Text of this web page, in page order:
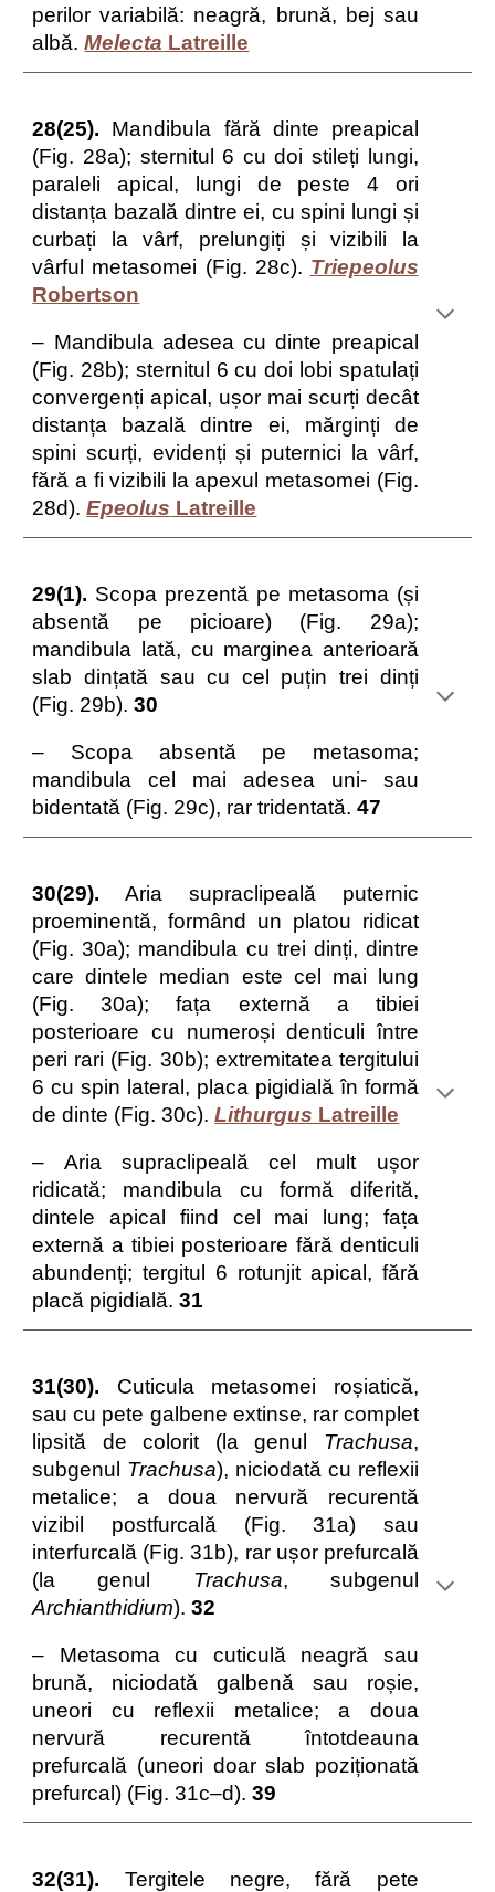
perilor variabilă: neagră, brună, bej sau
albă.Melecta Latreille
28(25). Mandibula fără dinte preapical
(Fig. 28a); sternitul 6 cu doi stileți lungi,
paraleli apical, lungi de peste 4 ori
distanța bazală dintre ei, cu spini lungi și
curbați la vârf, prelungiți și vizibili la
vârful metasomei (Fig. 28c). Triepeolus
Robertson
– Mandibula adesea cu dinte preapical
(Fig. 28b); sternitul 6 cu doi lobi spatulați
convergenți apical, ușor mai scurți decât
distanța bazală dintre ei, mărginți de
spini scurți, evidenți și puternici la vârf,
fără a fi vizibili la apexul metasomei (Fig.
28d).Epeolus Latreille
29(1). Scopa prezentă pe metasoma (și
absentă pe picioare) (Fig. 29a);
mandibula lată, cu marginea anterioară
slab dințată sau cu cel puțin trei dinți
(Fig. 29b).30
– Scopa absentă pe metasoma;
mandibula cel mai adesea uni- sau
bidentată (Fig. 29c), rar tridentată.47
30(29). Aria supraclipeală puternic
proeminentă, formând un platou ridicat
(Fig. 30a); mandibula cu trei dinți, dintre
care dintele median este cel mai lung
(Fig. 30a); fața externă a tibiei
posterioare cu numeroși denticuli între
peri rari (Fig. 30b); extremitatea tergitului
6 cu spin lateral, placa pigidială în formă
de dinte (Fig. 30c).Lithurgus Latreille
– Aria supraclipeală cel mult ușor
ridicată; mandibula cu formă diferită,
dintele apical fiind cel mai lung; fața
externă a tibiei posterioare fără denticuli
abundenți; tergitul 6 rotunjit apical, fără
placă pigidială.31
31(30). Cuticula metasomei roșiatică,
sau cu pete galbene extinse, rar complet
lipsită de colorit (la genul Trachusa,
subgenul Trachusa), niciodată cu reflexii
metalice; a doua nervură recurentă
vizibil postfurcală (Fig. 31a) sau
interfurcală (Fig. 31b), rar ușor prefurcală
(la genul Trachusa, subgenul
Archianthidium).32
– Metasoma cu cuticulă neagră sau
brună, niciodată galbenă sau roșie,
uneori cu reflexii metalice; a doua
nervură recurentă întotdeauna
prefurcală (uneori doar slab poziționată
prefurcal) (Fig. 31c–d).39
32(31). Tergitele negre, fără pete